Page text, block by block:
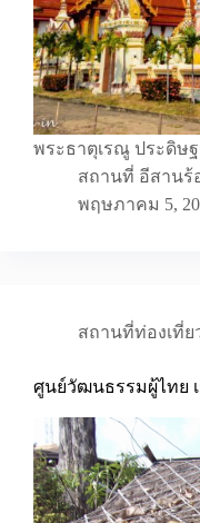
พระธาตุเรณู ประดิษ
สถานที่ อีสานร้
พฤษภาคม 5,
สถานที่ท่องเที่ย
ศูนย์วัฒนธรรมผู้ไทย